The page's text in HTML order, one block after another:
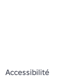
Accessibilité